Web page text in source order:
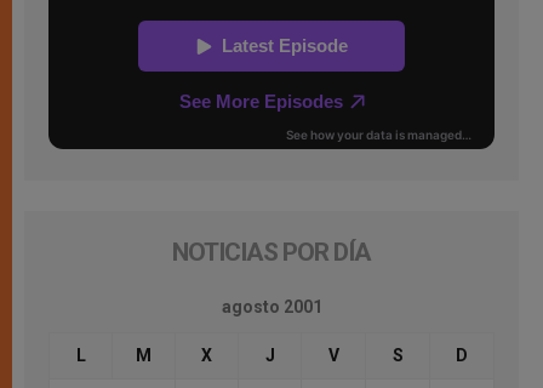
NOTICIAS POR DÍA
agosto 2001
L M X J V S D